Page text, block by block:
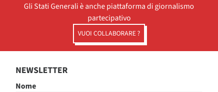
Gli Stati Generali è anche piattaforma di giornalismo
partecipativo
VUOI COLLABORARE ?
NEWSLETTER
Nome